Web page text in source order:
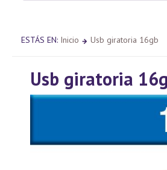
ESTÁS EN: Inicio Usb giratoria 16gb
Usb giratoria